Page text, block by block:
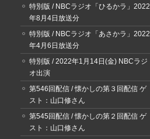
特別版 / NBCラジオ「ひるかラ」2022
年8月4日放送分
特別版 / NBCラジオ「あさかラ」2022
年4月6日放送分
特別版 / 2022年1月14日(金) NBCラジ
オ出演
第546回配信 / 懐かしの第３回配信 ゲ
スト：山口修さん
第545回配信 / 懐かしの第２回配信 ゲ
スト：山口修さん